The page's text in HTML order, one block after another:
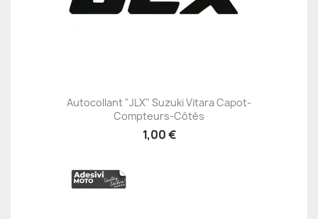
Autocollant "JLX" Suzuki Vitara Capot-
Compteurs-Côtés
1,00 €